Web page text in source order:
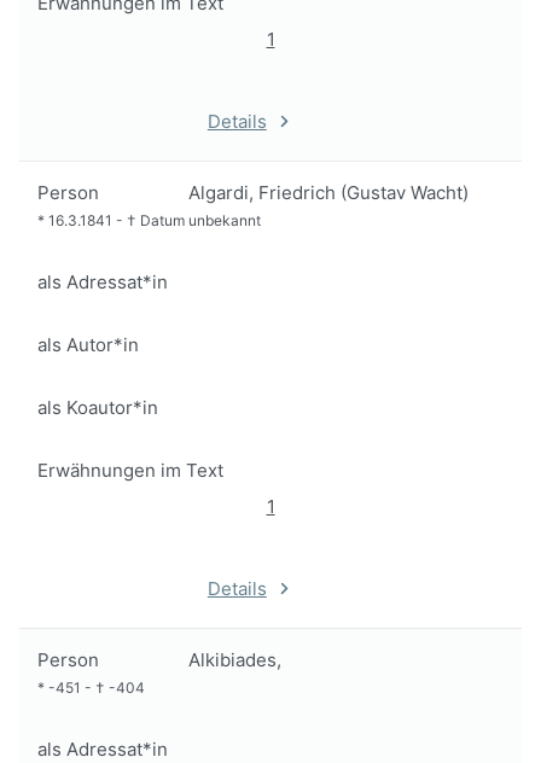
1
Details
Person Algardi, Friedrich (Gustav Wacht)
* 16.3.1841 - † Datum unbekannt
als Adressat*in
als Autor*in
als Koautor*in
Erwähnungen im Text
1
Details
Person Alkibiades,
* -451 - † -404
als Adressat*in